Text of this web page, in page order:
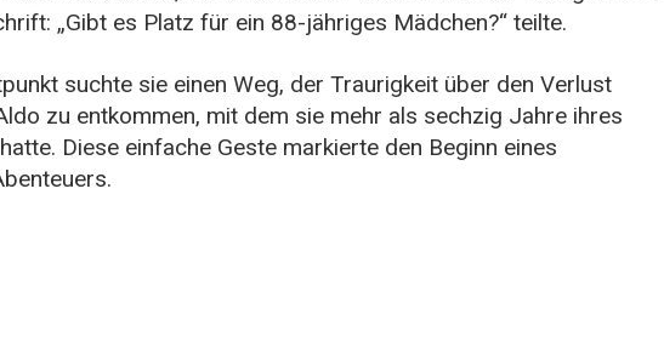
„Gibt es Platz für ein 88-jähriges Mädchen?“ teilte.
suchte sie einen Weg, der Traurigkeit über den Verlust
zu entkommen, mit dem sie mehr als sechzig Jahre ihres
Diese einfache Geste markierte den Beginn eines